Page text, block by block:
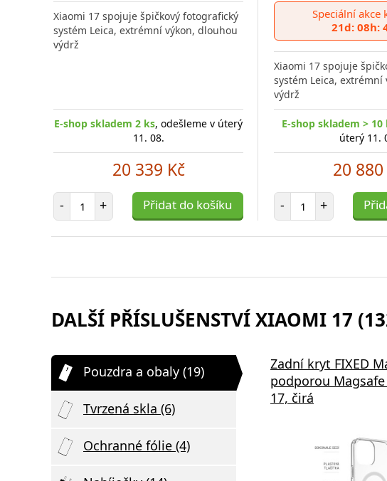
porovnání
Xiaomi 17 spojuje špičkový fotografický
systém Leica, extrémní výkon, dlouhou
výdrž
E-shop skladem 2 ks, odešleme v úterý
11. 08.
20 339 Kč
- Počet položek
+ Přidat do košíku
Speciální akce
21d: 08h:
Xiaomi 17 spojuje
systém Leica, extrémní
výdrž
E-shop skladem > 10
úterý 11.
20 880
- Počet položek
+
DALŠÍ PŘÍSLUŠENSTVÍ XIAOMI 17
Pouzdra a obaly (19)
Tvrzená skla (6)
Ochranné fólie (4)
Zadní kryt FIXED
podporou
17, čirá